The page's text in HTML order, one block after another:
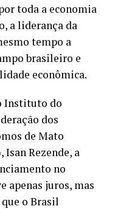
toda a economia
a liderança da
tempo a
brasileiro e
econômica.
Instituto do
dos
de Mato
Isan Rezende, a
no
apenas juros, mas
o Brasil